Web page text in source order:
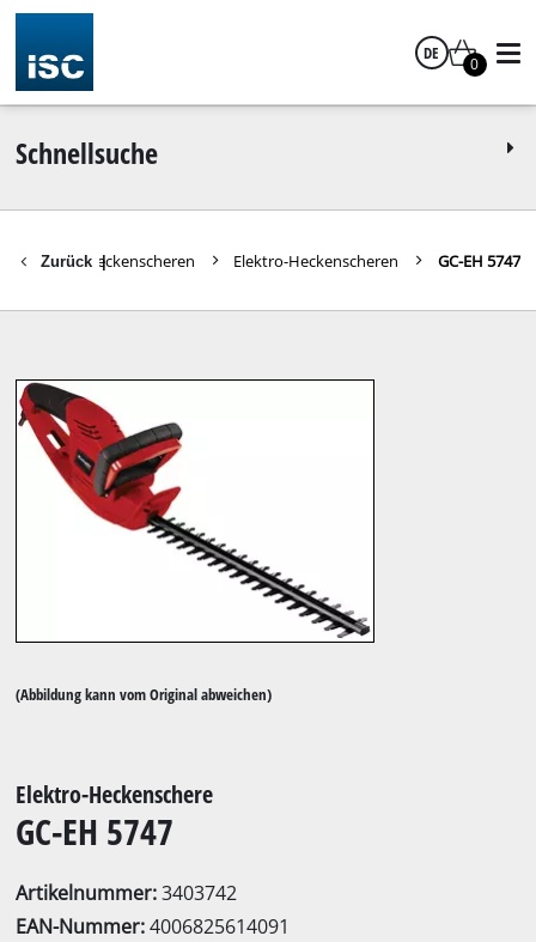
DE
0
Schnellsuche
Zurück |
Heckenscheren Elektro-Heckenscheren GC-EH 5747
(Abbildung kann vom Original abweichen)
Elektro-Heckenschere
GC-EH 5747
Artikelnummer:3403742
EAN-Nummer:4006825614091